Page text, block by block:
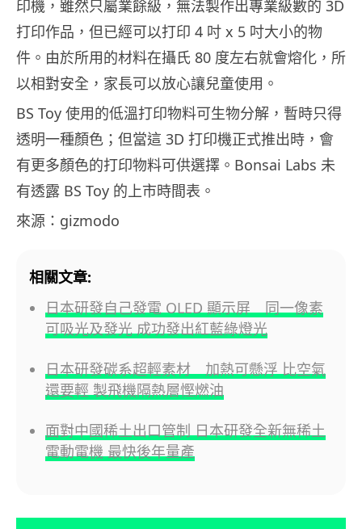
印機，雖然只屬業餘級，無法製作出專業級數的 3D
打印作品，但已經可以打印 4 吋 x 5 吋大小的物
件。由於所用的材料在攝氏 80 度左右就會熔化，所
以相對安全，家長可以放心讓兒童使用。
BS Toy 使用的低溫打印物料可生物分解，暫時只得
透明一種顏色；但當這 3D 打印機正式推出時，會
有更多顏色的打印物料可供選擇。Bonsai Labs 未
有透露 BS Toy 的上市時間表。
來源：gizmodo
相關文章:
日本研發自己發電 OLED 顯示屏 同一像素
可吸光及發光 成功發出紅藍綠燈光
日本研發碳系超輕素材 加熱可懸浮 比空氣
還要輕 製飛機隔熱層慳燃油
面對中國稀土出口管制 日本研發全新無稀土
電動電機 最快後年量產